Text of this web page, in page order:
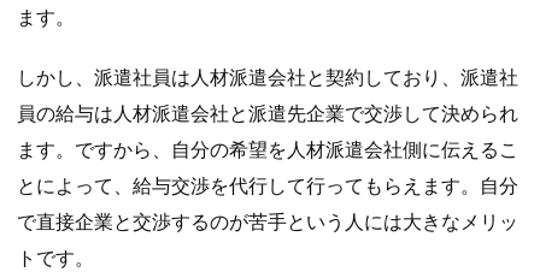
ます。
しかし、派遣社員は人材派遣会社と契約しており、派遣社
員の給与は人材派遣会社と派遣先企業で交渉して決められ
ます。ですから、自分の希望を人材派遣会社側に伝えるこ
とによって、給与交渉を代行して行ってもらえます。自分
で直接企業と交渉するのが苦手という人には大きなメリッ
トです。